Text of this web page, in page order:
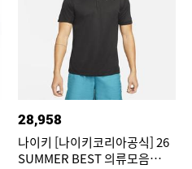
28,958
나이키 [나이키코리아공식] 26
SUMMER BEST 의류모음